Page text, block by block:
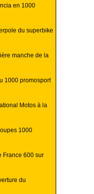
en 1000
du superbike
manche de la
1000 promosport
Motos à la
1000
France 600 sur
du